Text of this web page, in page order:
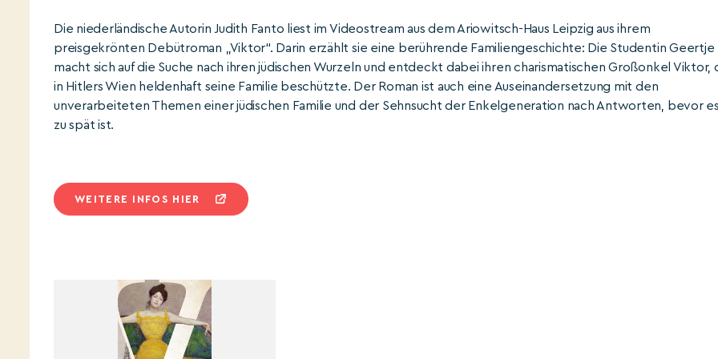
Die niederländische Autorin Judith Fanto liest im Videostream aus dem Ariowitsch-Haus Leipzig aus ihrem
preisgekrönten Debütroman „Viktor“. Darin erzählt sie eine berührende Familiengeschichte: Die Studentin Geertje
macht sich auf die Suche nach ihren jüdischen Wurzeln und entdeckt dabei ihren charismatischen Großonkel Viktor,
in Hitlers Wien heldenhaft seine Familie beschützte. Der Roman ist auch eine Auseinandersetzung mit den
unverarbeiteten Themen einer jüdischen Familie und der Sehnsucht der Enkelgeneration nach Antworten, bevor es
zu spät ist.
WEITERE INFOS HIER